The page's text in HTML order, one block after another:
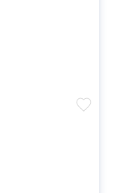
favorite